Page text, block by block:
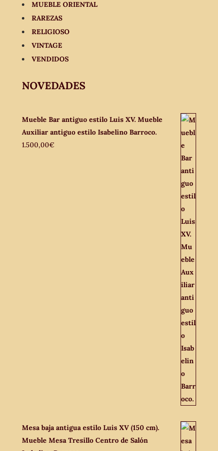
MUEBLE ORIENTAL
RAREZAS
RELIGIOSO
VINTAGE
VENDIDOS
NOVEDADES
Mueble Bar antiguo estilo Luis XV. Mueble
Auxiliar antiguo estilo Isabelino Barroco.
1.500,00€
Mesa baja antigua estilo Luis XV (150 cm).
Mueble Mesa Tresillo Centro de Salón